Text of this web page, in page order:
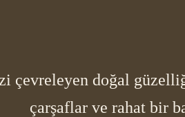
çevreleyen doğal
çarşaflar ve rahat bir